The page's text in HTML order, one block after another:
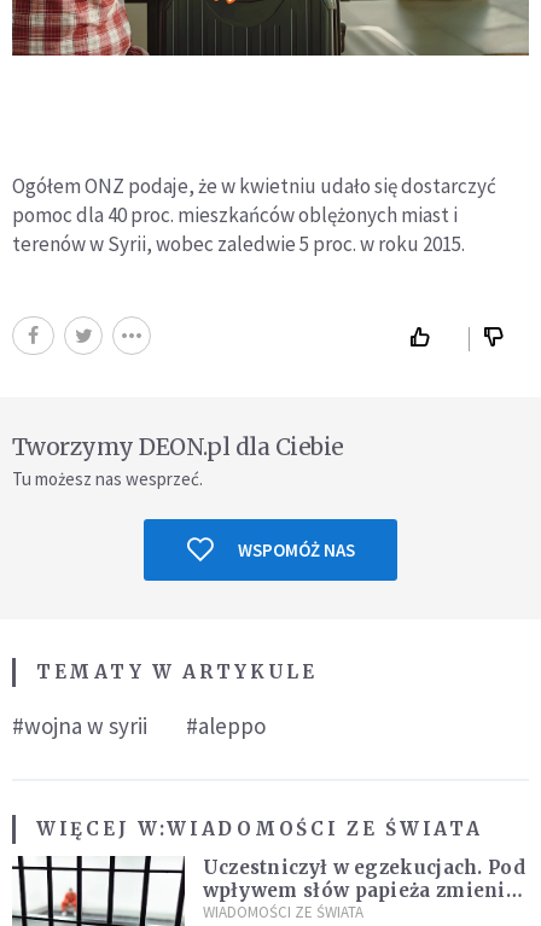
Ogółem ONZ podaje, że w kwietniu udało się dostarczyć
pomoc dla 40 proc. mieszkańców oblężonych miast i
terenów w Syrii, wobec zaledwie 5 proc. w roku 2015.
Tworzymy DEON.pl dla Ciebie
Tu możesz nas wesprzeć.
WSPOMÓŻ NAS
TEMATY W ARTYKULE
#wojna w syrii #aleppo
WIĘCEJ W:WIADOMOŚCI ZE ŚWIATA
Uczestniczył w egzekucjach. Pod
wpływem słów papieża zmienił
zdanie
WIADOMOŚCI ZE ŚWIATA